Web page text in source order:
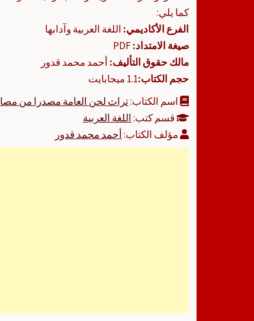
كما يلي:
الفرع الأكاديمي: اللغة العربية وآدابها
صيغة الامتداد:
مالك حقوق التأليف: أحمد محمد قدور
حجم الكتاب:1.1 ميجابايت
اسم الكتاب:تراث لحن العامة مصدرا من
قسم كتب:اللغة العربية
مؤلف الكتاب:أحمد محمد قدور